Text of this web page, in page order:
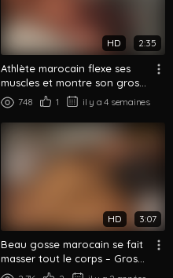
HD 2:35
Athlète marocain flexe ses
muscles et montre son gros
cul dans la salle de bain
748 1 il y a 4 semaines
HD 3:07
Beau gosse marocain se fait
masser tout le corps – Gros
cul palpé et massé